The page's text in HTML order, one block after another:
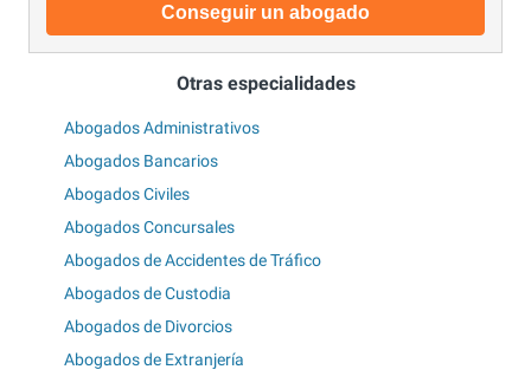
Conseguir un abogado
Otras especialidades
Abogados Administrativos
Abogados Bancarios
Abogados Civiles
Abogados Concursales
Abogados de Accidentes de Tráfico
Abogados de Custodia
Abogados de Divorcios
Abogados de Extranjería